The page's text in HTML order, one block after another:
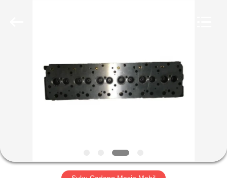
PRODUK
TENTANG
KAMI